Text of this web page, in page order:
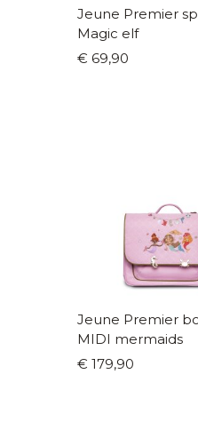
Jeune Premier
Magic elf
€ 69,90
Jeune Premier
MIDI mermaids
€ 179,90